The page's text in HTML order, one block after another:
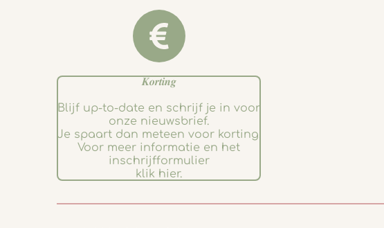
𝑲𝒐𝒓𝒕𝒊𝒏𝒈
Blijf up-to-date en schrijf je in voor
onze nieuwsbrief.
Je spaart dan meteen voor korting.
Voor meer informatie en het
inschrijfformulier
klik hier.